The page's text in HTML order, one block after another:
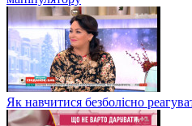
Як навчитися безболісно